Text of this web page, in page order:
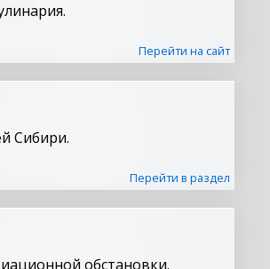
Перейти на сайт
Сибири.
Перейти в раздел
обстановки.